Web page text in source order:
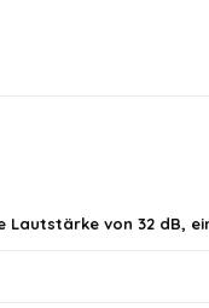
von 32 dB,